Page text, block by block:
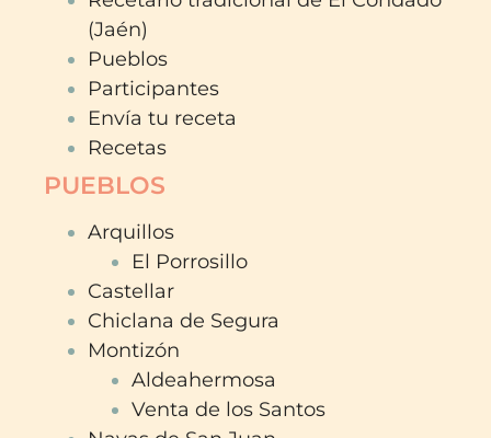
(Jaén)
Pueblos
Participantes
Envía tu receta
Recetas
PUEBLOS
Arquillos
El Porrosillo
Castellar
Chiclana de Segura
Montizón
Aldeahermosa
Venta de los Santos